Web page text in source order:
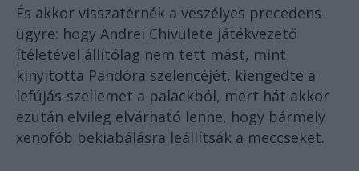
És akkor visszatérnék a veszélyes precedens-
ügyre: hogy Andrei Chivulete játékvezető
ítéletével állítólag nem tett mást, mint
kinyitotta Pandóra szelencéjét, kiengedte a
lefújás-szellemet a palackból, mert hát akkor
ezután elvileg elvárható lenne, hogy bármely
xenofób bekiabálásra leállítsák a meccseket.